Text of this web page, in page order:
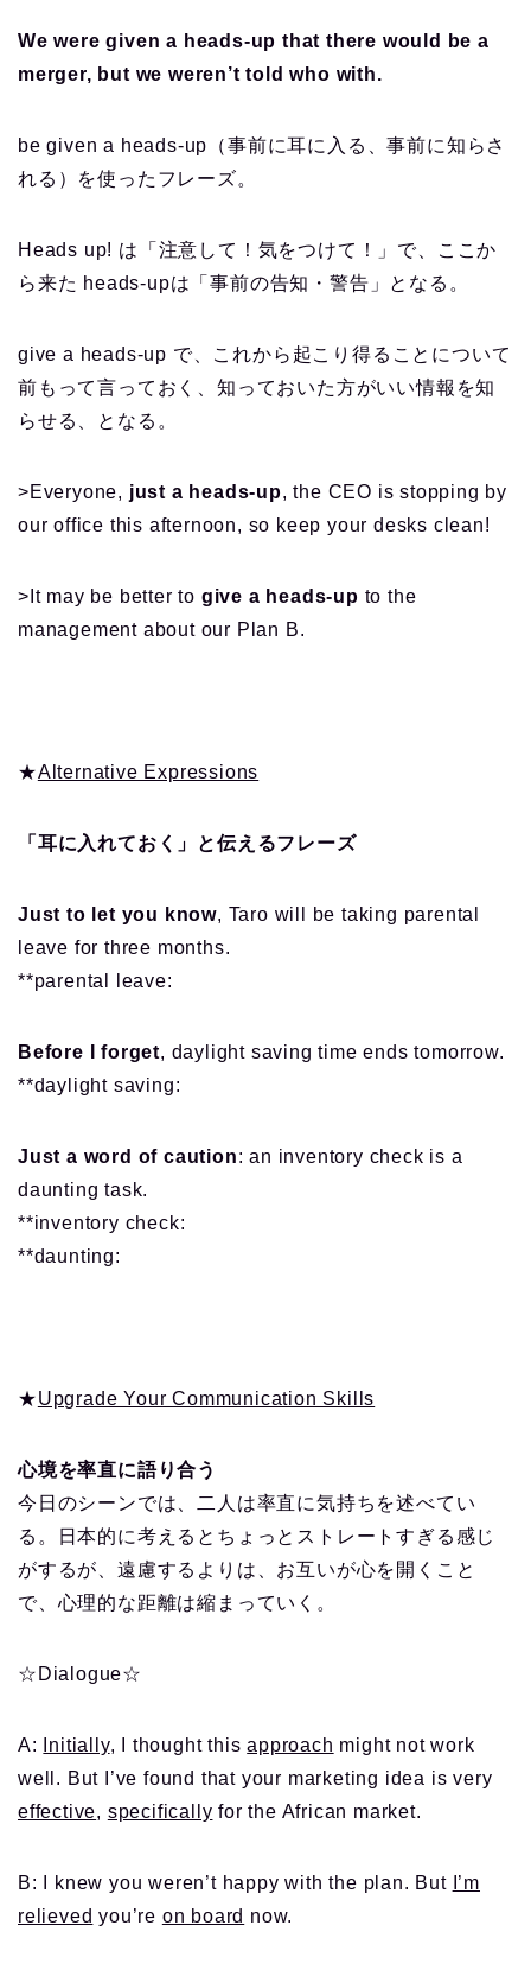
We were given a heads-up that there would be a
merger, but we weren’t told who with.
be given a heads-up（事前に耳に入る、事前に知らさ
れる）を使ったフレーズ。
Heads up! は「注意して！気をつけて！」で、ここか
ら来た heads-upは「事前の告知・警告」となる。
give a heads-up で、これから起こり得ることについて
前もって言っておく、知っておいた方がいい情報を知
らせる、となる。
>Everyone, just a heads-up, the CEO is stopping by
our office this afternoon, so keep your desks clean!
>It may be better to give a heads-up to the
management about our Plan B.
★Alternative Expressions
「耳に入れておく」と伝えるフレーズ
Just to let you know, Taro will be taking parental
leave for three months.
**parental leave:
Before I forget, daylight saving time ends tomorrow.
**daylight saving:
Just a word of caution: an inventory check is a
daunting task.
**inventory check:
**daunting:
★Upgrade Your Communication Skills
心境を率直に語り合う
今日のシーンでは、二人は率直に気持ちを述べてい
る。日本的に考えるとちょっとストレートすぎる感じ
がするが、遠慮するよりは、お互いが心を開くこと
で、心理的な距離は縮まっていく。
☆Dialogue☆
A: Initially, I thought thisapproach might not work
well. But I’ve found that your marketing idea is very
effective, specifically for the African market.
B: I knew you weren’t happy with the plan. But I’m
relieved you’re on board now.